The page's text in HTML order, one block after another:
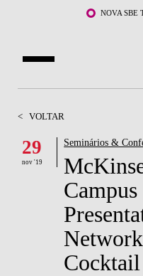
Saltar para o conteúdo principalNOVA SBE
DOCENTES E
COMUNIDADE
WHAT'S HAPPENING
< VOLTAR
29
nov '19
Seminários &
Campus
Cocktail